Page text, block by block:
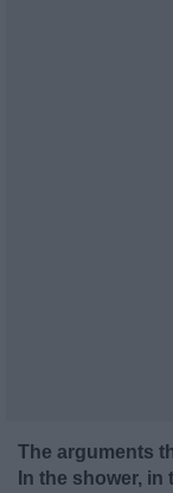
The arguments
In the shower,